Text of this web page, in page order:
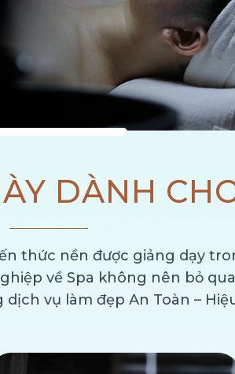
DÀNH
thức nền được giảng dạy
về Spa không nên bỏ
vụ làm đẹp An Toàn –